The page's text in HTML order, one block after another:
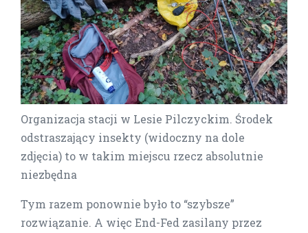
Organizacja stacji w Lesie Pilczyckim. Środek
odstraszający insekty (widoczny na dole
zdjęcia) to w takim miejscu rzecz absolutnie
niezbędna
Tym razem ponownie było to “szybsze”
rozwiązanie. A więc End-Fed zasilany przez